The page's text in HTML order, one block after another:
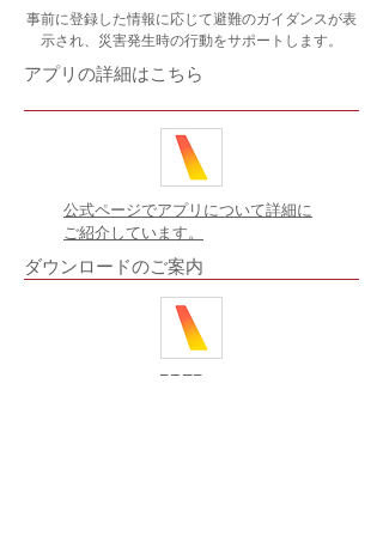
事前に登録した情報に応じて避難のガイダンスが表
示され、災害発生時の行動をサポートします。
アプリの詳細はこちら
公式ページでアプリについて詳細に
ご紹介しています。
ダウンロードのご案内
PREP ＞